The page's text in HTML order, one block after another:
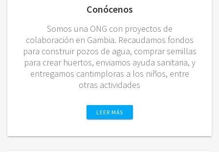
Conócenos
Somos una ONG con proyectos de
colaboración en Gambia. Recaudamos fondos
para construir pozos de agua, comprar semillas
para crear huertos, enviamos ayuda sanitaria, y
entregamos cantimploras a los niños, entre
otras actividades
LEER MÁS